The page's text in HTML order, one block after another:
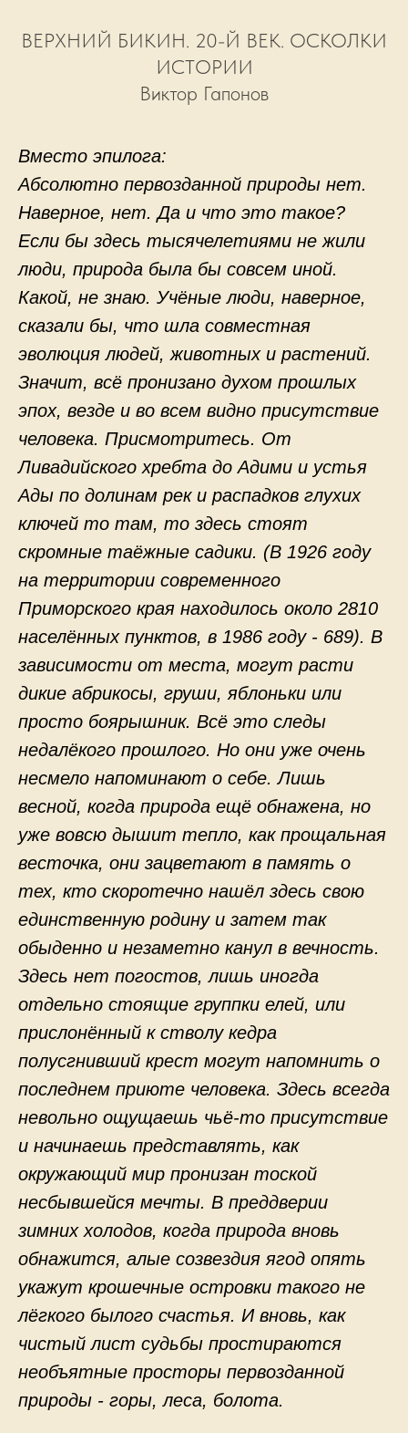
ВЕРХНИЙ БИКИН. 20-Й ВЕК. ОСКОЛКИ
ИСТОРИИ
Виктор Гапонов
Вместо эпилога:
Абсолютно первозданной природы нет.
Наверное, нет. Да и что это такое?
Если бы здесь тысячелетиями не жили
люди, природа была бы совсем иной.
Какой, не знаю. Учёные люди, наверное,
сказали бы, что шла совместная
эволюция людей, животных и растений.
Значит, всё пронизано духом прошлых
эпох, везде и во всем видно присутствие
человека. Присмотритесь. От
Ливадийского хребта до Адими и устья
Ады по долинам рек и распадков глухих
ключей то там, то здесь стоят
скромные таёжные садики. (В 1926 году
на территории современного
Приморского края находилось около 2810
населённых пунктов, в 1986 году - 689). В
зависимости от места, могут расти
дикие абрикосы, груши, яблоньки или
просто боярышник. Всё это следы
недалёкого прошлого. Но они уже очень
несмело напоминают о себе. Лишь
весной, когда природа ещё обнажена, но
уже вовсю дышит тепло, как прощальная
весточка, они зацветают в память о
тех, кто скоротечно нашёл здесь свою
единственную родину и затем так
обыденно и незаметно канул в вечность.
Здесь нет погостов, лишь иногда
отдельно стоящие группки елей, или
прислонённый к стволу кедра
полусгнивший крест могут напомнить о
последнем приюте человека. Здесь всегда
невольно ощущаешь чьё-то присутствие
и начинаешь представлять, как
окружающий мир пронизан тоской
несбывшейся мечты. В преддверии
зимних холодов, когда природа вновь
обнажится, алые созвездия ягод опять
укажут крошечные островки такого не
лёгкого былого счастья. И вновь, как
чистый лист судьбы простираются
необъятные просторы первозданной
природы - горы, леса, болота.